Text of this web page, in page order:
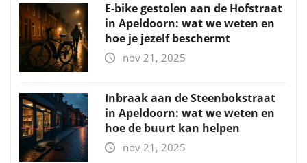
E-bike gestolen aan de Hofstraat
in Apeldoorn: wat we weten en
hoe je jezelf beschermt
nov 21, 2025
Inbraak aan de Steenbokstraat
in Apeldoorn: wat we weten en
hoe de buurt kan helpen
nov 21, 2025